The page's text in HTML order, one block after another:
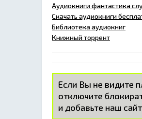
Аудиокниги фантастика
Скачать аудиокниги
Библиотека аудиокниг
Книжный торрент
Если Вы не видите
отключите
и добавьте наш